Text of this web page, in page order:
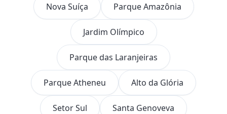
Nova Suíça Parque Amazônia
Jardim Olímpico
Parque das Laranjeiras
Parque Atheneu Alto da Glória
Setor Sul Santa Genoveva